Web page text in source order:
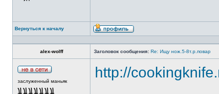
Вернуться к началу
alex-wolff Заголовок сообщения: Re: Ищу нож.5-8т.р.повар
заслуженный маньяк
http://